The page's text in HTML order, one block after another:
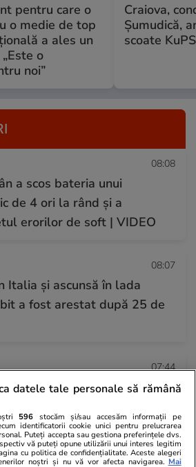
pentru care o
o medie de top
a ales un
o
noi”
Craiova,
Șumudică,
scoate
08:08
a scos bateria unui
de 4 ori la rând și a
erorilor de soft | VIDEO
08:07
Italia și ascunsă în lada
a fost arestat după 25 de
07:44
de orașe din Italia sunt toate
cod de caniculă
07:40
datele tale personale să rămână
596 stocăm și/sau accesăm informații pe
identificatorii cookie unici pentru prelucrarea
Puteți accepta sau gestiona preferințele dvs.
vă puteți opune utilizării unui interes legitim
cu politica de confidențialitate. Aceste alegeri
noștri și nu vă vor afecta navigarea. Mai